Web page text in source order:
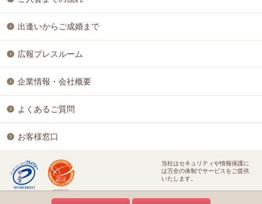
出逢いからご成婚まで
広報プレスルーム
企業情報・会社概要
よくあるご質問
お客様窓口
当社はセキュリティや情報保護に
は万全の体制でサービスをご提供
いたします。